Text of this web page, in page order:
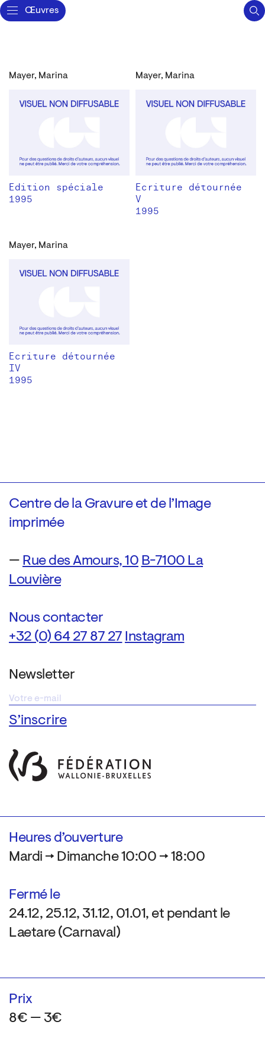
Œuvres
Mayer, Marina
Edition spéciale
1995
Mayer, Marina
Ecriture détournée
V
1995
Mayer, Marina
Ecriture détournée
IV
1995
Centre de la Gravure et de l’Image
imprimée
— Rue des Amours, 10 B-7100 La
Louvière
Nous contacter
+32 (0) 64 27 87 27 Instagram
Newsletter
Heures d’ouverture
Mardi → Dimanche 10:00 → 18:00
Fermé le
24.12, 25.12, 31.12, 01.01, et pendant le
Laetare (Carnaval)
Prix
8€ — 3€